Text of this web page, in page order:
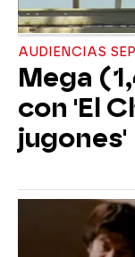
AUDIENCIAS
Mega
con 'El
jugones'